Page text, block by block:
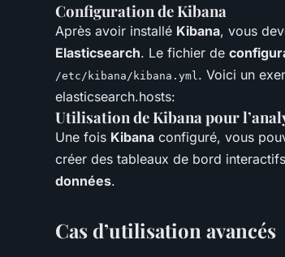
Configuration de Kibana
Après avoir installé Kibana, vous
Elasticsearch. Le fichier de
/etc/kibana/kibana.yml. Voici un
elasticsearch.hosts:
Utilisation de Kibana pour
Une fois Kibana configuré, vous
créer des tableaux de bord
données.
Cas d’utilisation avancés